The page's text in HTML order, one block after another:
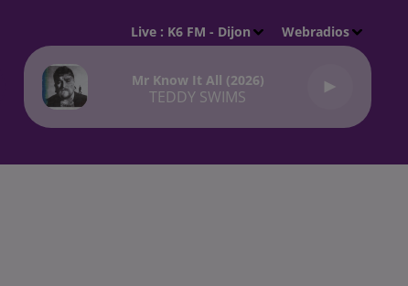
Live : K6 FM - Dijon Webradios
Mr Know It All (2026)
TEDDY SWIMS